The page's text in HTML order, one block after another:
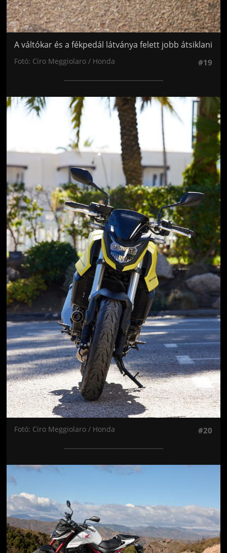
A váltókar és a fékpedál látványa felett jobb átsiklani
Fotó: Ciro Meggiolaro / Honda #19
Jön még kép!
Fotó: Ciro Meggiolaro / Honda #20
Jön még kép!